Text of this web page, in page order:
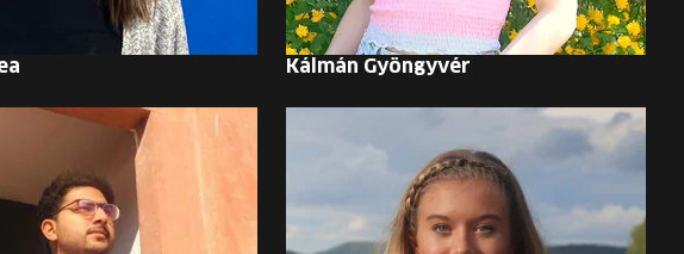
Kálmán Gyöngyvér